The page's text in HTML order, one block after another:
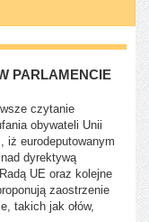
PARLAMENCIE
czytanie
obywateli Unii
iż eurodeputowanym
dyrektywą
UE oraz kolejne
zaostrzenie
takich jak ołów,